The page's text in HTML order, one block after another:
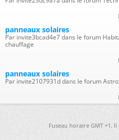
panneaux solaires
Par invite3bcad4e7 dans le forum
chauffage
panneaux solaires
Par invite2107931d dans le forum
Fuseau horaire GMT +1.